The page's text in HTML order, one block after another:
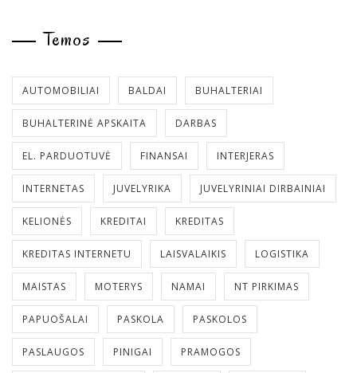
Temos
AUTOMOBILIAI BALDAI BUHALTERIAI
BUHALTERINĖ APSKAITA DARBAS
EL. PARDUOTUVĖ FINANSAI INTERJERAS
INTERNETAS JUVELYRIKA JUVELYRINIAI DIRBAINIAI
KELIONĖS KREDITAI KREDITAS
KREDITAS INTERNETU LAISVALAIKIS LOGISTIKA
MAISTAS MOTERYS NAMAI NT PIRKIMAS
PAPUOŠALAI PASKOLA PASKOLOS
PASLAUGOS PINIGAI PRAMOGOS